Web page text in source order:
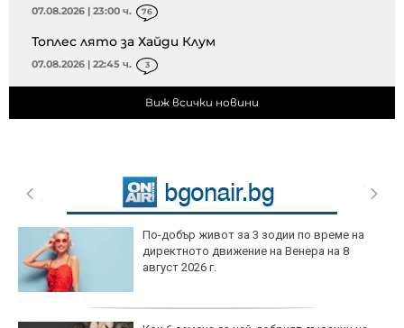
07.08.2026 | 23:00 ч. 76
Топлес лято за Хайди Клум
07.08.2026 | 22:45 ч. 3
Виж всички новини
По-добър живот за 3 зодии по време на
директното движение на Венера на 8
август 2026 г.